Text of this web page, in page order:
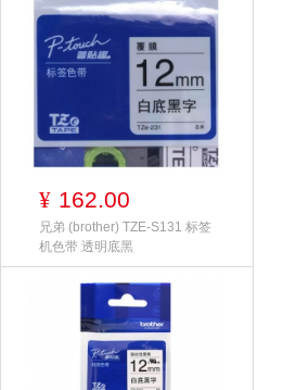
¥ 162.00
兄弟 (brother) TZE-S131 标签
机色带 透明底黑